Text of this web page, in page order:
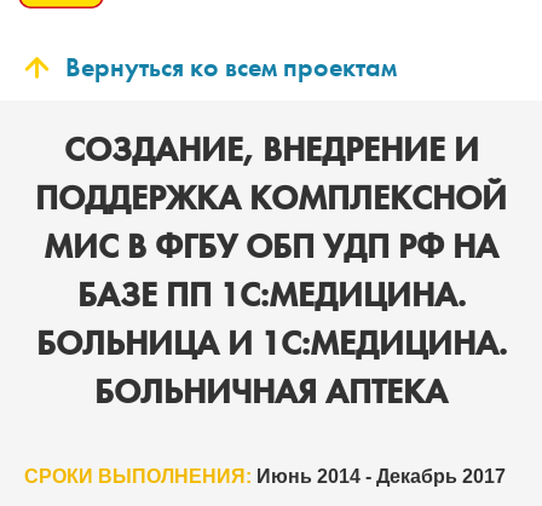
Вернуться ко всем проектам
СОЗДАНИЕ, ВНЕДРЕНИЕ И
ПОДДЕРЖКА КОМПЛЕКСНОЙ
МИС В ФГБУ ОБП УДП РФ НА
БАЗЕ ПП 1С:МЕДИЦИНА.
БОЛЬНИЦА И 1С:МЕДИЦИНА.
БОЛЬНИЧНАЯ АПТЕКА
СРОКИ ВЫПОЛНЕНИЯ: Июнь 2014 - Декабрь 2017